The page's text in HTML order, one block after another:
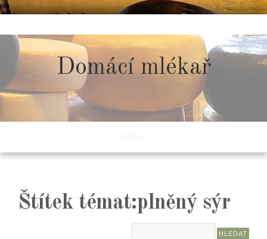
to
content
Domácí mlékař
Štítek témat:plněný sýr